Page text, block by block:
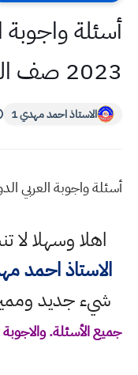
أسئلة واجوبة
2023 صف السادس الاحيائي
الاستاذ احمد مهدي 1
أسئلة واجوبة العربي الدور الثاني 2023 صف
اهلا وسهلالا
الاستاذ احمد
شيء جديد
جميع الأسئلة.